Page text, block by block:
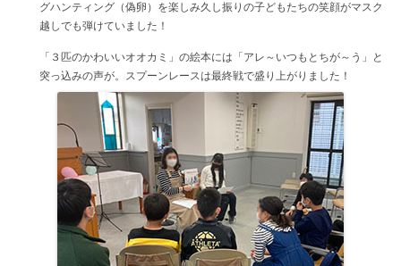
グハンティング（偽卵）を楽しみ久し振りの子どもたちの笑顔がマスク
越しでも弾けていました！
「３匹のかわいいオオカミ」の絵本には「アレ～いつもとちが～う」と
突っ込みの声が。スプーンレースは最終戦で盛り上がりました！